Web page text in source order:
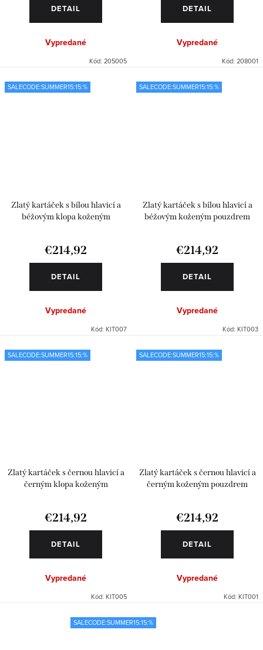
DETAIL
Vypredané
Kód: 205005
DETAIL
Vypredané
Kód: 208001
SALECODE:SUMMER15:15:%
Zlatý kartáček s bílou hlavicí a
béžovým klopa koženým
€214,92
DETAIL
Vypredané
Kód: KIT007
SALECODE:SUMMER15:15:%
Zlatý kartáček s bílou hlavicí a
béžovým koženým pouzdrem
€214,92
DETAIL
Vypredané
Kód: KIT003
SALECODE:SUMMER15:15:%
Zlatý kartáček s černou hlavicí a
černým klopa koženým
€214,92
DETAIL
Vypredané
Kód: KIT005
SALECODE:SUMMER15:15:%
Zlatý kartáček s černou hlavicí a
černým koženým pouzdrem
€214,92
DETAIL
Vypredané
Kód: KIT001
SALECODE:SUMMER15:15:%